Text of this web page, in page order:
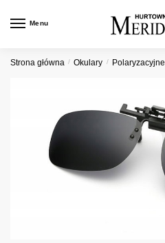
Menu
Strona główna / Okulary / Polaryzacyjne